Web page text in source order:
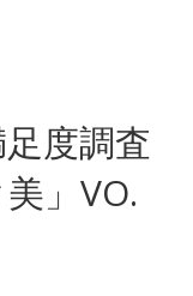
度調査
」VO.